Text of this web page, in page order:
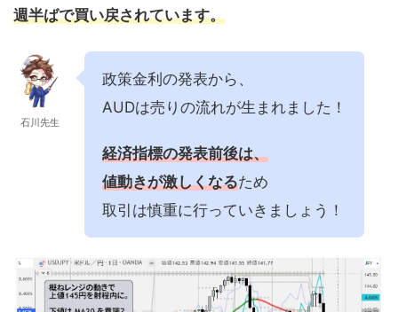
週半ばで買い戻されています。
石川先生
政策金利の発表から、
AUDは売りの流れが生まれました！
経済指標の発表前後は、
値動きが激しくなるため
取引は慎重に行っていきましょう！